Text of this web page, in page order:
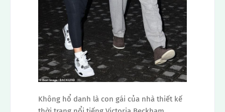
Không hổ danh là con gái của nhà thiết kế